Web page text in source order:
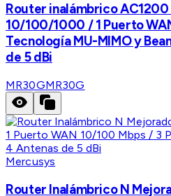
Router inalámbrico
10/100/1000 / 1 Puerto
Tecnología MU-MIMO y
de 5 dBi
MR30GMR30G
Mercusys
Router Inalámbrico N